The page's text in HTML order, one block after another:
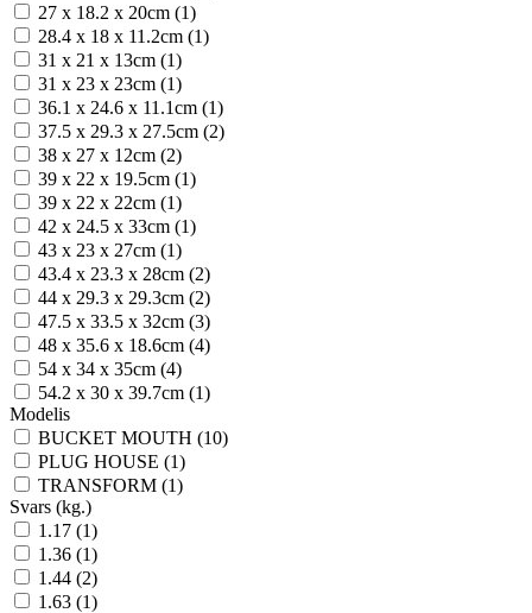
27 x 18.2 x 20cm (1)
28.4 x 18 x 11.2cm (1)
31 x 21 x 13cm (1)
31 x 23 x 23cm (1)
36.1 x 24.6 x 11.1cm (1)
37.5 x 29.3 x 27.5cm (2)
38 x 27 x 12cm (2)
39 x 22 x 19.5cm (1)
39 x 22 x 22cm (1)
42 x 24.5 x 33cm (1)
43 x 23 x 27cm (1)
43.4 x 23.3 x 28cm (2)
44 x 29.3 x 29.3cm (2)
47.5 x 33.5 x 32cm (3)
48 x 35.6 x 18.6cm (4)
54 x 34 x 35cm (4)
54.2 x 30 x 39.7cm (1)
Modelis
BUCKET MOUTH (10)
PLUG HOUSE (1)
TRANSFORM (1)
Svars (kg.)
1.17 (1)
1.36 (1)
1.44 (2)
1.63 (1)